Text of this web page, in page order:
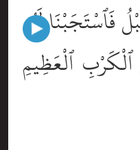
فَٱسْتَجَبْنَا لَهُۥ
ٱلْعَظِيمِ